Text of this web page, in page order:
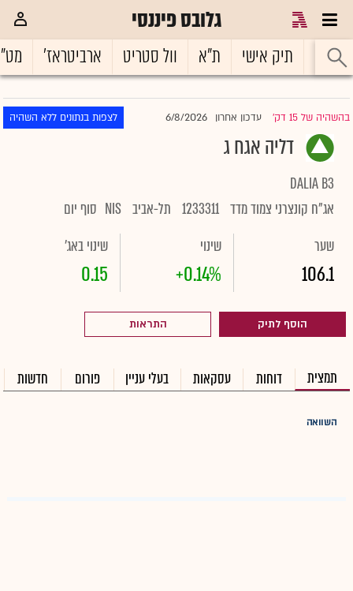
גלובס פיננסי
ראשי תיק אישי ת"א וול סטריט ארביטראז'
בהשהיה של 15 דק' |עדכון אחרון 6/8/2026 לצפות בנתונים ללא השהיה
דליה אגח ג
DALIA B3
אג"ח קונצרני צמוד מדד 1233311 תל-אביב NIS סוף יום
שער
106.1
שינוי
+0.14%
שינוי באג'
0.15
הוסף לתיק התראות
תמצית דוחות עסקאות בעלי עניין פורום חדשות
השוואה